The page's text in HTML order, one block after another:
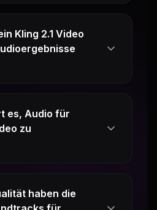
Kling 2.1 Video
es, Audio für
zu
haben die